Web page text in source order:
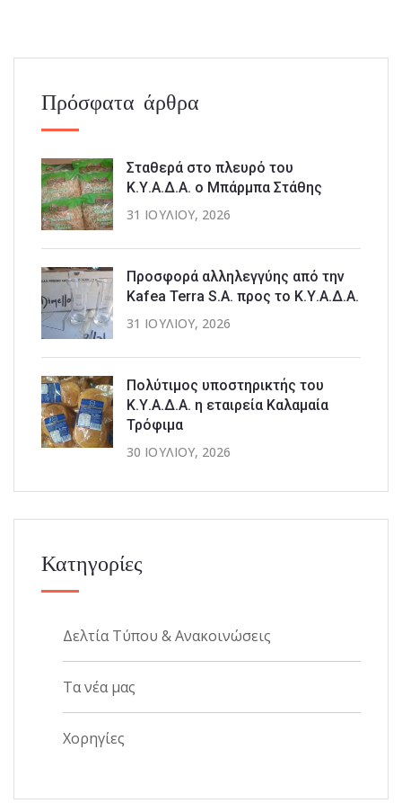
Πρόσφατα άρθρα
Σταθερά στο πλευρό του
Κ.Υ.Α.Δ.Α. ο Μπάρμπα Στάθης
31 ΙΟΥΛΊΟΥ, 2026
Προσφορά αλληλεγγύης από την
Kafea Terra S.A. προς το Κ.Υ.Α.Δ.Α.
31 ΙΟΥΛΊΟΥ, 2026
Πολύτιμος υποστηρικτής του
Κ.Υ.Α.Δ.Α. η εταιρεία Καλαμαία
Τρόφιμα
30 ΙΟΥΛΊΟΥ, 2026
Κατηγορίες
Δελτία Τύπου & Ανακοινώσεις
Τα νέα μας
Χορηγίες